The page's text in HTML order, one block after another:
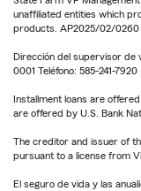
unaffiliated entities which
products. AP2025/02/0260
Dirección del supervisor de
0001 Teléfono: 585-241-7920
Installment loans are
are offered by U.S. Bank
The creditor and issuer of
pursuant to a license from
El seguro de vida y las